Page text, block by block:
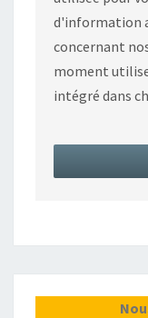
d'information
concernant
moment
intégré dans